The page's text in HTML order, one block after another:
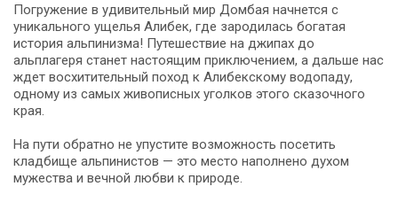
Погружение в удивительный мир Домбая начнется с
уникального ущелья Алибек, где зародилась богатая
история альпинизма! Путешествие на джипах до
альплагеря станет настоящим приключением, а дальше нас
ждет восхитительный поход к Алибекскому водопаду,
одному из самых живописных уголков этого сказочного
края.
На пути обратно не упустите возможность посетить
кладбище альпинистов — это место наполнено духом
мужества и вечной любви к природе.